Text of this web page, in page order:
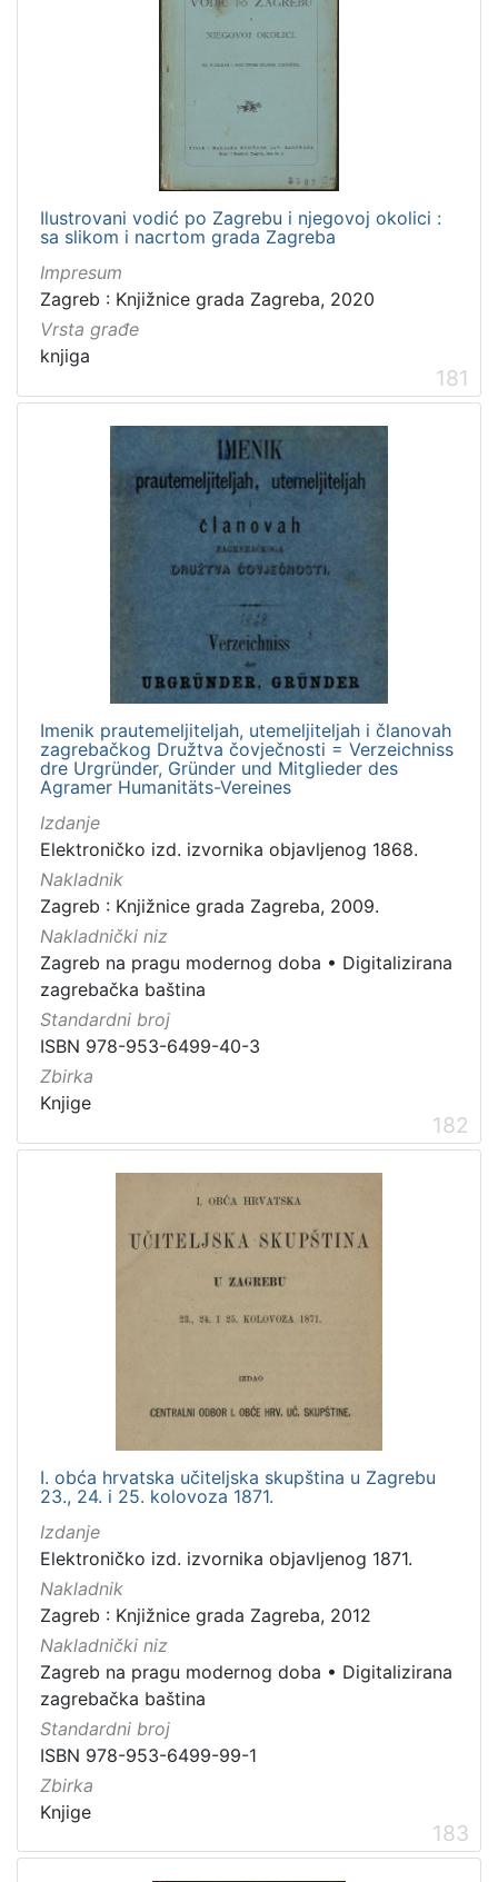
Ilustrovani vodić po Zagrebu i njegovoj okolici :
sa slikom i nacrtom grada Zagreba
Impresum
Zagreb : Knjižnice grada Zagreba, 2020
Vrsta građe
knjiga
181
Imenik prautemeljiteljah, utemeljiteljah i članovah
zagrebačkog Družtva čovječnosti = Verzeichniss
dre Urgründer, Gründer und Mitglieder des
Agramer Humanitäts-Vereines
Izdanje
Elektroničko izd. izvornika objavljenog 1868.
Nakladnik
Zagreb : Knjižnice grada Zagreba, 2009.
Nakladnički niz
Zagreb na pragu modernog doba • Digitalizirana
zagrebačka baština
Standardni broj
ISBN 978-953-6499-40-3
Zbirka
Knjige
182
I. obća hrvatska učiteljska skupština u Zagrebu
23., 24. i 25. kolovoza 1871.
Izdanje
Elektroničko izd. izvornika objavljenog 1871.
Nakladnik
Zagreb : Knjižnice grada Zagreba, 2012
Nakladnički niz
Zagreb na pragu modernog doba • Digitalizirana
zagrebačka baština
Standardni broj
ISBN 978-953-6499-99-1
Zbirka
Knjige
183